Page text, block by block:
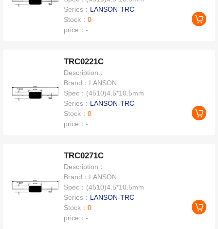
Series： LANSON-TRC
Stock：0
price：-
TRC0221C
Description：
Brand： LANSON
Spec： (4510)4.5*10.5mm
Series： LANSON-TRC
Stock：0
price：-
TRC0271C
Description：
Brand： LANSON
Spec： (4510)4.5*10.5mm
Series： LANSON-TRC
Stock：0
price：-